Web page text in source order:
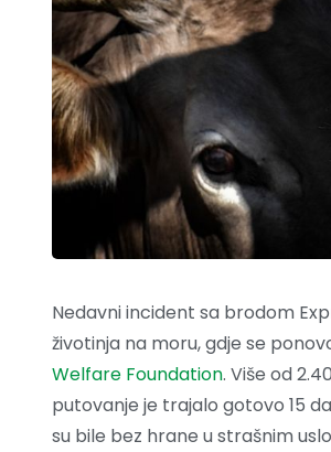
Nedavni incident sa brodom
životinja na moru, gdje se
Welfare Foundation. Više od
putovanje je trajalo gotovo 15
su bile bez hrane u strašnim